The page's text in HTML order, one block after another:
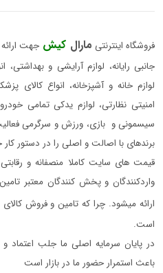
فروشگاه اینترنتی مارال کیش جهت
جانبی رایانه، لوازم آرایشی و بهداشتی،
لوازم خانه و آشپزخانه، انواع کالای
امنیتی نظارتی، لوازم یدکی تمامی
سیسمونی و بازی، ورزش و سرگرمی
برندهای با اصالت و اصلی را در دستور
قیمت های سایت کاملا منصفانه و
واردکنندگان و پخش کنندگان معتبر
ارائه میشود. چرا که تامین و فروش
است.
در پایان سرمایه اصلی ما جلب
باعث استمرار حضور ما در بازار است